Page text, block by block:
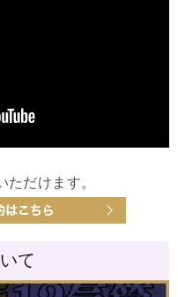
だけます。
て